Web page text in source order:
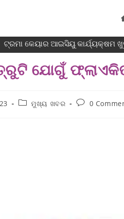
ଟ୍ରମା କେୟାର ଆଇସିୟୁ କାର୍ଯ୍ୟକ୍ଷମ
ଯୋଗୁଁ
ମୁଖ୍ୟ ଖବର 0